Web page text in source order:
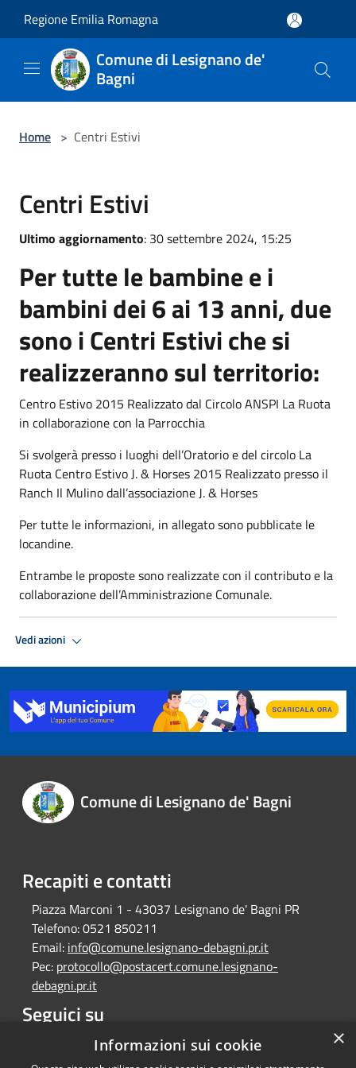
Regione Emilia Romagna
Comune di Lesignano de'
Bagni
Home > Centri Estivi
Centri Estivi
Ultimo aggiornamento: 30 settembre 2024, 15:25
Per tutte le bambine e i
bambini dei 6 ai 13 anni, due
sono i Centri Estivi che si
realizzeranno sul territorio:
Centro Estivo 2015 Realizzato dal Circolo ANSPI La Ruota
in collaborazione con la Parrocchia
Si svolgerà presso i luoghi dell’Oratorio e del circolo La
Ruota Centro Estivo J. & Horses 2015 Realizzato presso il
Ranch Il Mulino dall’associazione J. & Horses
Per tutte le informazioni, in allegato sono pubblicate le
locandine.
Entrambe le proposte sono realizzate con il contributo e la
collaborazione dell’Amministrazione Comunale.
Vedi azioni
Comune di Lesignano de' Bagni
Recapiti e contatti
Piazza Marconi 1 - 43037 Lesignano de' Bagni PR
Telefono:0521 850211
Email: info@comune.lesignano-debagni.pr.it
Pec: protocollo@postacert.comune.lesignano-
debagni.pr.it
Seguici su
Facebook ×
Informazioni sui cookie